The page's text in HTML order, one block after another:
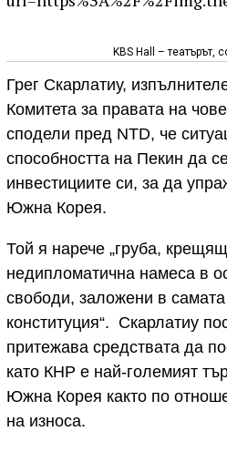
KBS Hall – театърът,
Грег Скарлатиу,
Комитета за правата на
сподели пред NTD, че
способността на Пекин да
инвестициите си, за да
Южна Корея.
Той я нарече „груба,
недипломатична намеса в
свободи, заложени в самата
конституция“. Скарлатиу
притежава средствата да
като КНР е най-големият
Южна Корея както по
на износа.